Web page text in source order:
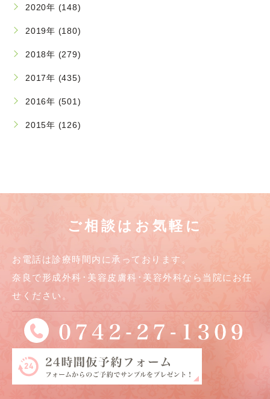
2020年 (148)
2019年 (180)
2018年 (279)
2017年 (435)
2016年 (501)
2015年 (126)
ご相談はお気軽に
お電話は診療時間内に承っております。
奈良で形成外科･美容皮膚科･美容外科なら当院にお任
せください。